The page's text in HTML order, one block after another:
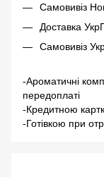
Самовивіз
Доставка
Самовивіз
-Ароматичні
передоплаті
-Кредитною
-Готівкою при